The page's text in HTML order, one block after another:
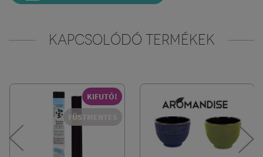
KAPCSOLÓDÓ TERMÉKEK
KIFUTÓ!
FÜSTMENTES